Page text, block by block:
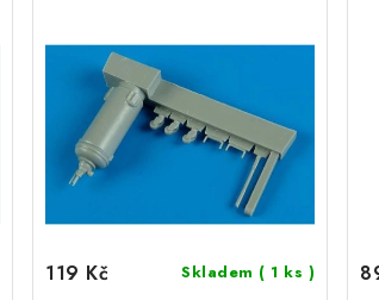
119 Kč Skladem ( 1 ks )